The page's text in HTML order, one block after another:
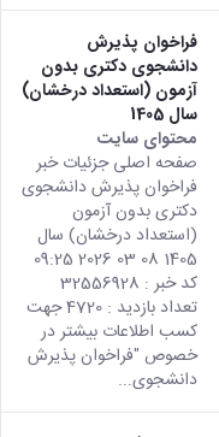
فراخوان پذیرش
دانشجوی دکتری بدون
آزمون (استعداد درخشان)
سال 1405
محتوای سایت
صفحه اصلی جزئیات خبر
فراخوان پذیرش دانشجوی
دکتری بدون آزمون
(استعداد درخشان) سال
1405 08 03 2026 09:25
کد خبر : 32556928
تعداد بازدید : 4720 جهت
کسب اطلاعات بیشتر در
خصوص "فراخوان پذیرش
دانشجوی...